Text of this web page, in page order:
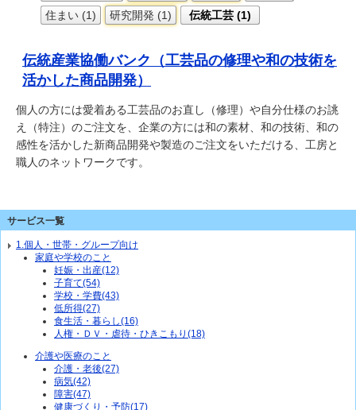
住まい (1)
研究開発 (1) 伝統工芸 (1)
伝統産業協働バンク（工芸品の修理や和の技術を
活かした商品開発）
個人の方には愛着ある工芸品のお直し（修理）や自分仕様のお誂
え（特注）のご注文を、企業の方には和の素材、和の技術、和の
感性を活かした新商品開発や製造のご注文をいただける、工房と
職人のネットワークです。
サービス一覧
1.個人・世帯・グループ向け
家庭や学校のこと
妊娠・出産(12)
子育て(54)
学校・学費(43)
低所得(27)
食生活・暮らし(16)
人権・ＤＶ・虐待・ひきこもり(18)
介護や医療のこと
介護・老後(27)
病気(42)
障害(47)
健康づくり・予防(17)